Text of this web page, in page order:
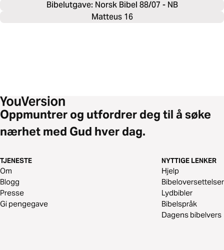
Bibelutgave: Norsk Bibel 88/07 - NB
Matteus 16
Oppmuntrer og utfordrer deg til å søke
nærhet med Gud hver dag.
TJENESTE
Om
Blogg
Presse
Gi pengegave
NYTTIGE LENKER
Hjelp
Bibeloversettelser
Lydbibler
Bibelspråk
Dagens bibelvers